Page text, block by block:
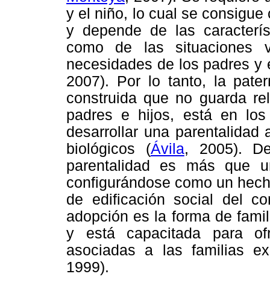
y el niño, lo cual se
y depende de las
como de las situaciones
necesidades de los padres y
2007). Por lo tanto, la
construida que no guarda
padres e hijos, está en
desarrollar una
biológicos (Ávila, 2005).
parentalidad es más que
configurándose como un
de edificación social del
adopción es la forma de
y está capacitada para
asociadas a las familias
1999).